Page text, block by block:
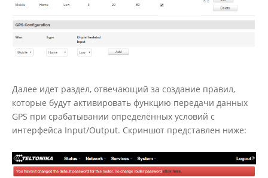
Далее идет раздел, отвечающий за создание правил,
которые будут активировать функцию передачи данных
GPS при срабатывании определённых условий с
интерфейса Input/Output. Скриншот представлен ниже: